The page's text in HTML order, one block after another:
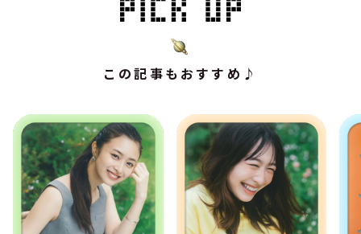
この記事もおすすめ♪